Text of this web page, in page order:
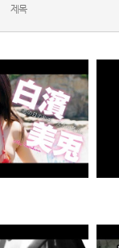
제목